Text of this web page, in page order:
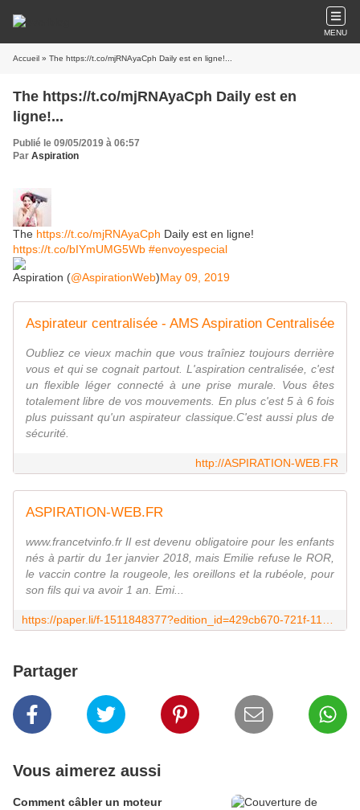
MENU
Accueil » The https://t.co/mjRNAyaCph Daily est en ligne!...
The https://t.co/mjRNAyaCph Daily est en
ligne!...
Publié le 09/05/2019 à 06:57
Par Aspiration
The https://t.co/mjRNAyaCph Daily est en ligne!
https://t.co/bIYmUMG5Wb #envoyespecial
Aspiration (@AspirationWeb)May 09, 2019
Aspirateur centralisée - AMS Aspiration Centralisée
Oubliez ce vieux machin que vous traîniez toujours derrière
vous et qui se cognait partout. L'aspiration centralisée, c'est
un flexible léger connecté à une prise murale. Vous êtes
totalement libre de vos mouvements. En plus c'est 5 à 6 fois
plus puissant qu'un aspirateur classique.C'est aussi plus de
sécurité.
http://ASPIRATION-WEB.FR
ASPIRATION-WEB.FR
www.francetvinfo.fr Il est devenu obligatoire pour les enfants
nés à partir du 1er janvier 2018, mais Emilie refuse le ROR,
le vaccin contre la rougeole, les oreillons et la rubéole, pour
son fils qui va avoir 1 an. Emi...
Partager
Vous aimerez aussi
Comment câbler un moteur